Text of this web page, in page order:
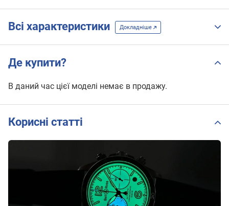
Всі характеристики Докладніше
Де купити?
В даний час цієї моделі немає в продажу.
Корисні статті